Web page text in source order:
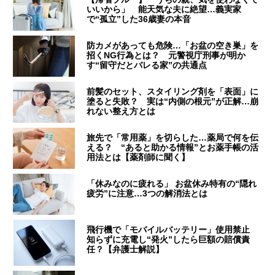
いいから」 能天気な夫に絶望…義実家
で“孤立”した36歳妻の本音
防カメがあっても危険…「お盆の空き巣」を
招くNG行為とは？ 元警視庁刑事が明か
す“留守だとバレる家”の共通点
前髪のセット、スタイリング剤を「表面」に
塗ると失敗？ 実は“内側の根元”が正解…崩
れない整え方とは
旅先で「常用薬」を切らした…薬局で何を伝
える？ “あると助かる情報”とお薬手帳の活
用法とは【薬剤師に聞く】
「休みなのに疲れる」 お盆休み特有の“隠れ
疲労”に注意…3つの解消法とは
飛行機で「モバイルバッテリー」使用禁止
知らずに充電し“発火”したら巨額の賠償責
任？【弁護士解説】